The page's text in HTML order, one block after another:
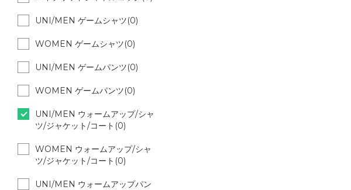
UNI/MEN ゲームシャツ(0)
WOMEN ゲームシャツ(0)
UNI/MEN ゲームパンツ(0)
WOMEN ゲームパンツ(0)
UNI/MEN ウォームアップ/シャ
ツ/ジャケット/コート(0)
WOMEN ウォームアップ/シャ
ツ/ジャケット/コート(0)
UNI/MEN ウォームアップパン